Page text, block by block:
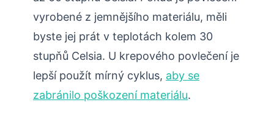
vyrobené z jemnějšího materiálu, měli
byste jej prát v teplotách kolem 30
stupňů Celsia. U krepového povlečení je
lepší použít mírný cyklus, aby se
zabránilo poškození materiálu.